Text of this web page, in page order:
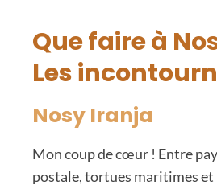
Que faire à
Les
Nosy Iranja
Mon coup de cœur ! Entre
postale, tortues maritimes et